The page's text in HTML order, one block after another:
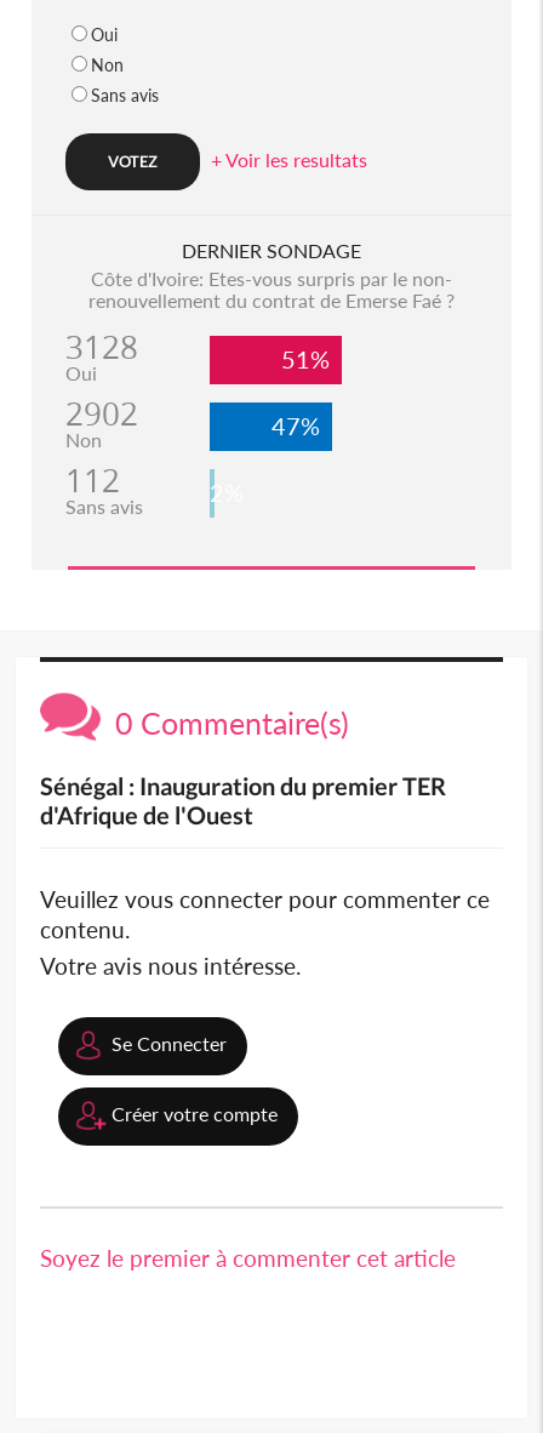
Oui
Non
Sans avis
+ Voir les resultats
DERNIER SONDAGE
Côte d'Ivoire: Etes-vous surpris par le non-
renouvellement du contrat de Emerse Faé ?
3128
Oui 51%
2902
Non 47%
112
Sans avis 2%
0 Commentaire(s)
Sénégal : Inauguration du premier TER
d'Afrique de l'Ouest
Veuillez vous connecter pour commenter ce
contenu.
Votre avis nous intéresse.
Se Connecter
Créer votre compte
Soyez le premier à commenter cet article